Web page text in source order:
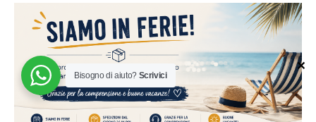
✕
Bisogno di aiuto? Scrivici